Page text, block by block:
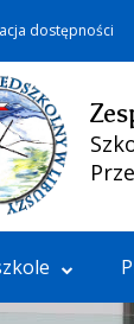
dostępności